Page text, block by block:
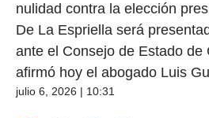
nulidad contra la elección
De La Espriella será
ante el Consejo de Estado de
afirmó hoy el abogado Luis
julio 6, 2026 | 10:31